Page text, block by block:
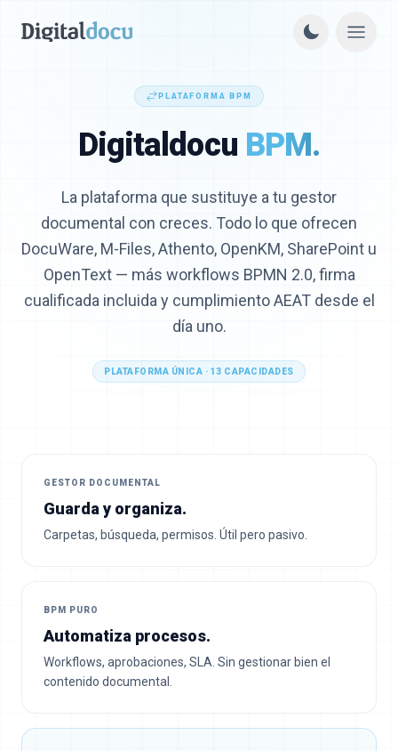
PLATAFORMA BPM
Digitaldocu BPM.
La plataforma que sustituye a tu gestor
documental con creces. Todo lo que ofrecen
DocuWare, M-Files, Athento, OpenKM, SharePoint u
OpenText — más workflows BPMN 2.0, firma
cualificada incluida y cumplimiento AEAT desde el
día uno.
PLATAFORMA ÚNICA · 13 CAPACIDADES
GESTOR DOCUMENTAL
Guarda y organiza.
Carpetas, búsqueda, permisos. Útil pero pasivo.
BPM PURO
Automatiza procesos.
Workflows, aprobaciones, SLA. Sin gestionar bien el
contenido documental.